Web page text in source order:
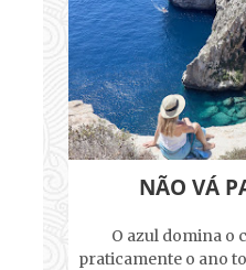
NÃO VÁ
O azul domina o
praticamente o ano